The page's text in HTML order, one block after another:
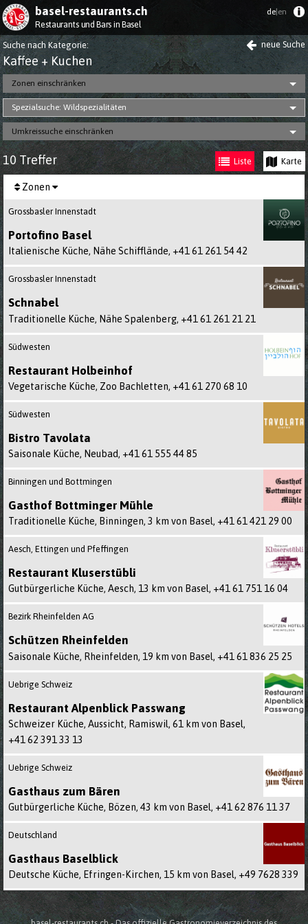
basel-restaurants.ch
Restaurants und Bars in Basel
de|en
Suche nach Kategorie: neue Suche
Kaffee + Kuchen
Zonen einschränken
Spezialsuche: Wildspezialitäten
Umkreissuche einschränken
10 Treffer Liste Karte
Zonen
Grossbasler Innenstadt
Portofino Basel
Italienische Küche, Nähe Schifflände, +41 61 261 54 42
Grossbasler Innenstadt
Schnabel
Traditionelle Küche, Nähe Spalenberg, +41 61 261 21 21
Südwesten
Restaurant Holbeinhof
Vegetarische Küche, Zoo Bachletten, +41 61 270 68 10
Südwesten
Bistro Tavolata
Saisonale Küche, Neubad, +41 61 555 44 85
Binningen und Bottmingen
Gasthof Bottminger Mühle
Traditionelle Küche, Binningen, 3 km von Basel, +41 61 421 29 00
Aesch, Ettingen und Pfeffingen
Restaurant Kluserstübli
Gutbürgerliche Küche, Aesch, 13 km von Basel, +41 61 751 16 04
Bezirk Rheinfelden AG
Schützen Rheinfelden
Saisonale Küche, Rheinfelden, 19 km von Basel, +41 61 836 25 25
Uebrige Schweiz
Restaurant Alpenblick Passwang
Schweizer Küche, Aussicht, Ramiswil, 61 km von Basel,
+41 62 391 33 13
Uebrige Schweiz
Gasthaus zum Bären
Gutbürgerliche Küche, Bözen, 43 km von Basel, +41 62 876 11 37
Deutschland
Gasthaus Baselblick
Deutsche Küche, Efringen-Kirchen, 15 km von Basel, +49 7628 339